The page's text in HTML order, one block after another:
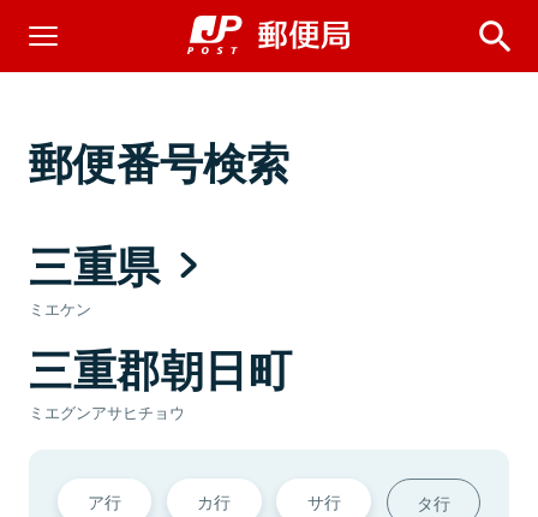
郵便番号検索
三重県
ミエケン
三重郡朝日町
ミエグンアサヒチョウ
ア行 カ行 サ行 タ行